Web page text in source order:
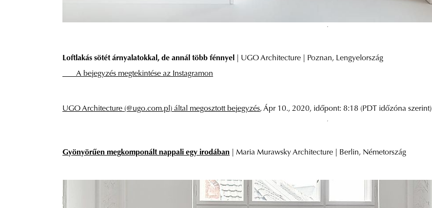
Loftlakás sötét árnyalatokkal, de annál több fénnyel | UGO Architecture | Poznan, Lengyelország
A bejegyzés megtekintése az Instagramon
UGO Architecture (@ugo.com.pl) által megosztott bejegyzés, Ápr 10., 2020, időpont: 8:18 (PDT időzóna szerint)
Gyönyörűen megkomponált nappali egy irodában | Maria Murawsky Architecture | Berlin, Németország